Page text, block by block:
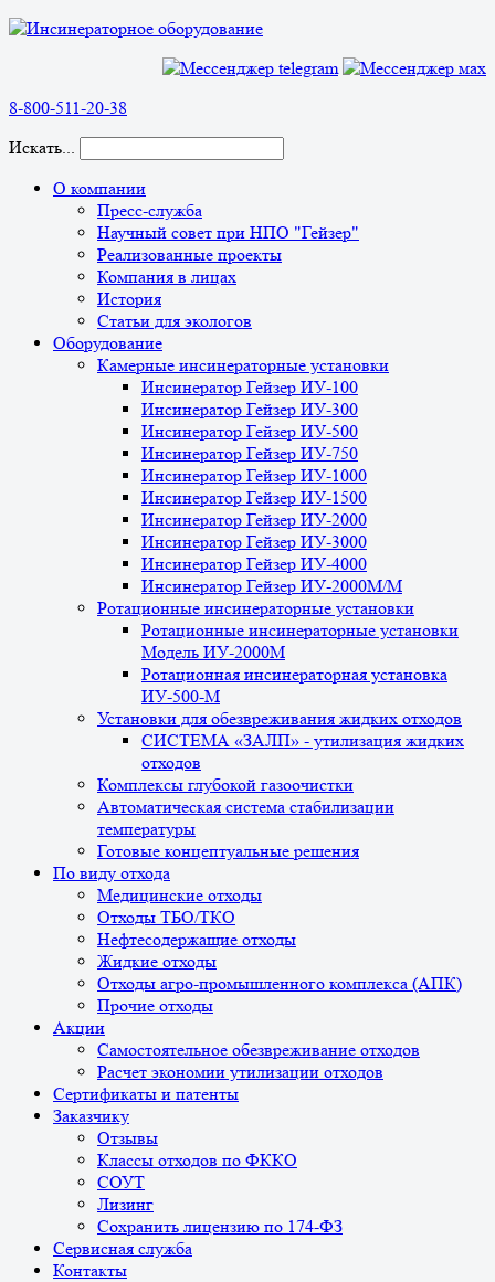
8-800-511-20-38
Искать...
О компании
Пресс-служба
Научный совет при НПО "Гейзер"
Реализованные проекты
Компания в лицах
История
Статьи для экологов
Оборудование
Камерные инсинераторные установки
Инсинератор Гейзер ИУ-100
Инсинератор Гейзер ИУ-300
Инсинератор Гейзер ИУ-500
Инсинератор Гейзер ИУ-750
Инсинератор Гейзер ИУ-1000
Инсинератор Гейзер ИУ-1500
Инсинератор Гейзер ИУ-2000
Инсинератор Гейзер ИУ-3000
Инсинератор Гейзер ИУ-4000
Инсинератор Гейзер ИУ-2000М/М
Ротационные инсинераторные установки
Ротационные инсинераторные установки
Модель ИУ-2000М
Ротационная инсинераторная установка
ИУ-500-М
Установки для обезвреживания жидких отходов
СИСТЕМА «ЗАЛП» - утилизация жидких
отходов
Комплексы глубокой газоочистки
Автоматическая система стабилизации
температуры
Готовые концептуальные решения
По виду отхода
Медицинские отходы
Отходы ТБО/ТКО
Нефтесодержащие отходы
Жидкие отходы
Отходы агро-промышленного комплекса (АПК)
Прочие отходы
Акции
Самостоятельное обезвреживание отходов
Расчет экономии утилизации отходов
Сертификаты и патенты
Заказчику
Отзывы
Классы отходов по ФККО
СОУТ
Лизинг
Сохранить лицензию по 174-ФЗ
Сервисная служба
Контакты